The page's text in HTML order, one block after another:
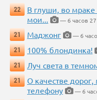
22
В глуши, во мраке
мои...
— 6 часов
21
Маджонг
— 6
21
100% блондинка!
21
Луч света в
21
О качестве
телефону
— 6